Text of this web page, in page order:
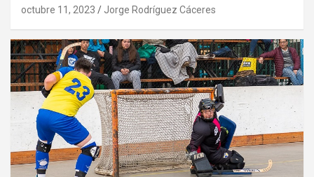
octubre 11, 2023 Jorge Rodríguez Cáceres